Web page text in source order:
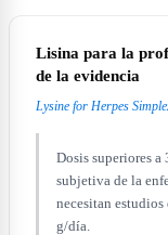
Lisina para la
de la evidencia
Lysine for Herpes
Dosis superiores
subjetiva de la
necesitan
g/día.